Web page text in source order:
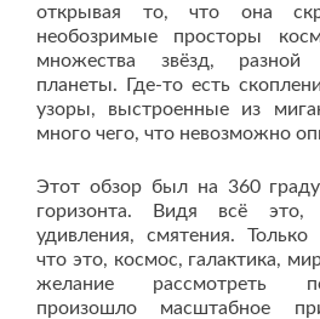
открывая то, что она
необозримые просторы
множества звёзд, разной
планеты. Где-то есть
узоры, выстроенные из
много чего, что невозможно
Этот обзор был на 360
горизонта. Видя всё
удивления, смятения. Только
что это, космос, галактика,
желание рассмотреть
произошло масштабное